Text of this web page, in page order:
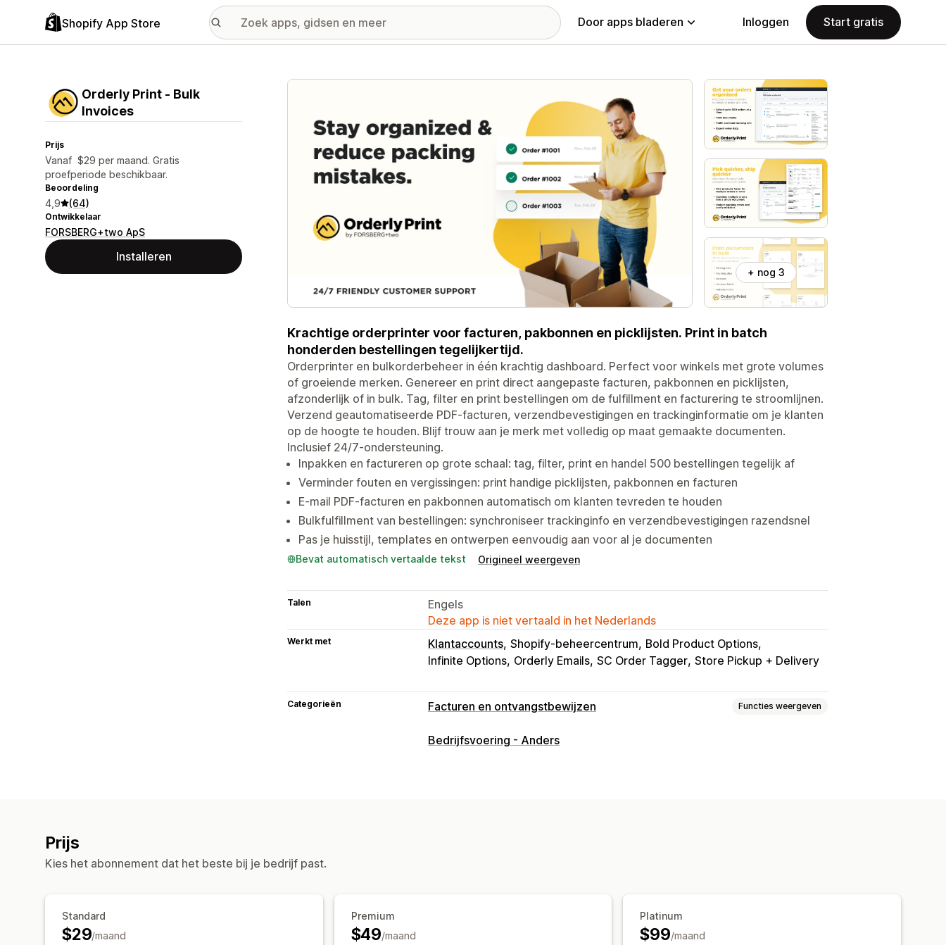
Shopify App Store Door apps bladeren Inloggen Start gratis
Orderly Print ‑ Bulk
Invoices
Prijs
Vanaf $29 per maand. Gratis
proefperiode beschikbaar.
Beoordeling
4,9 (64)
Ontwikkelaar
FORSBERG+two ApS
Installeren
Galerij met uitgelichte afbeeldingen
+ nog 3
Krachtige orderprinter voor facturen, pakbonnen en picklijsten. Print in batch
honderden bestellingen tegelijkertijd.
Orderprinter en bulkorderbeheer in één krachtig dashboard. Perfect voor winkels met grote volumes
of groeiende merken. Genereer en print direct aangepaste facturen, pakbonnen en picklijsten,
afzonderlijk of in bulk. Tag, filter en print bestellingen om de fulfillment en facturering te stroomlijnen.
Verzend geautomatiseerde PDF-facturen, verzendbevestigingen en trackinginformatie om je klanten
op de hoogte te houden. Blijf trouw aan je merk met volledig op maat gemaakte documenten.
Inclusief 24/7-ondersteuning.
Inpakken en factureren op grote schaal: tag, filter, print en handel 500 bestellingen tegelijk af
Verminder fouten en vergissingen: print handige picklijsten, pakbonnen en facturen
E-mail PDF-facturen en pakbonnen automatisch om klanten tevreden te houden
Bulkfulfillment van bestellingen: synchroniseer trackinginfo en verzendbevestigingen razendsnel
Pas je huisstijl, templates en ontwerpen eenvoudig aan voor al je documenten
Bevat automatisch vertaalde tekst Origineel weergeven
Talen
Engels
Deze app is niet vertaald in het Nederlands
Werkt met Klantaccounts Shopify-beheercentrum Bold Product Options
Infinite Options Orderly Emails SC Order Tagger Store Pickup + Delivery
Categorieën Facturen en ontvangstbewijzen Functies weergeven
Soorten documenten
Afdrukken en exporteren
Bedrijfsvoering - Anders
Prijs
Kies het abonnement dat het beste bij je bedrijf past.
Standard
$29/maand
Premium
$49/maand
Platinum
$99/maand